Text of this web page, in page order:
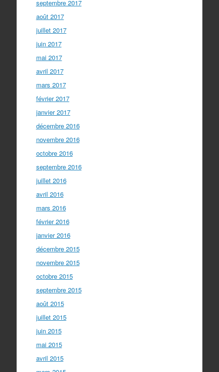
septembre 2017
août 2017
juillet 2017
juin 2017
mai 2017
avril 2017
mars 2017
février 2017
janvier 2017
décembre 2016
novembre 2016
octobre 2016
septembre 2016
juillet 2016
avril 2016
mars 2016
février 2016
janvier 2016
décembre 2015
novembre 2015
octobre 2015
septembre 2015
août 2015
juillet 2015
juin 2015
mai 2015
avril 2015